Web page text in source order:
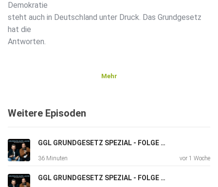
Demokratie
steht auch in Deutschland unter Druck. Das Grundgesetz
hat die
Antworten.
Mehr
Weitere Episoden
GGL GRUNDGESETZ SPEZIAL - FOLGE 012
36 Minuten vor 1 Woche
GGL GRUNDGESETZ SPEZIAL - FOLGE 011